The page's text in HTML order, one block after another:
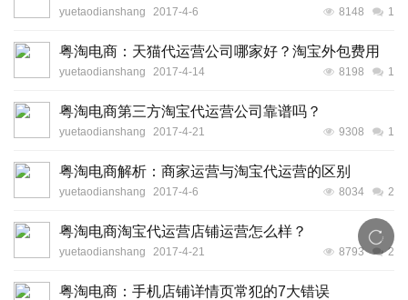
yuetaodianshang 2017-4-6 8148 1
粤淘电商：天猫代运营公司哪家好？淘宝外包费用
yuetaodianshang 2017-4-14 8198 1
粤淘电商第三方淘宝代运营公司靠谱吗？
yuetaodianshang 2017-4-21 9308 1
粤淘电商解析：商家运营与淘宝代运营的区别
yuetaodianshang 2017-4-6 8034 2
粤淘电商淘宝代运营店铺运营怎么样？
yuetaodianshang 2017-4-21 8793 2
粤淘电商：手机店铺详情页常犯的7大错误